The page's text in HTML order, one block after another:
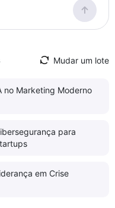
Mudar um lote
no Marketing Moderno
para
em Crise